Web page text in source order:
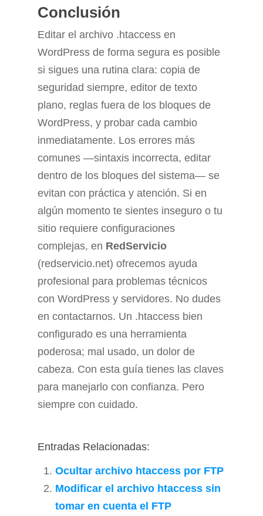
Conclusión
Editar el archivo .htaccess en
WordPress de forma segura es posible
si sigues una rutina clara: copia de
seguridad siempre, editor de texto
plano, reglas fuera de los bloques de
WordPress, y probar cada cambio
inmediatamente. Los errores más
comunes —sintaxis incorrecta, editar
dentro de los bloques del sistema— se
evitan con práctica y atención. Si en
algún momento te sientes inseguro o tu
sitio requiere configuraciones
complejas, en RedServicio
(redservicio.net) ofrecemos ayuda
profesional para problemas técnicos
con WordPress y servidores. No dudes
en contactarnos. Un .htaccess bien
configurado es una herramienta
poderosa; mal usado, un dolor de
cabeza. Con esta guía tienes las claves
para manejarlo con confianza. Pero
siempre con cuidado.
Entradas Relacionadas:
Ocultar archivo htaccess por FTP
Modificar el archivo htaccess sin
tomar en cuenta el FTP